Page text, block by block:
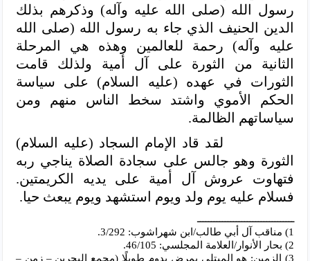
رسول الله (صلى الله عليه وآله) وذكرهم بذلك
الدين الحنيف الذي جاء به رسول الله (صلى الله
عليه وآله) رحمة للعالمين وهذه هي المرحلة
الثانية من الثورة على آل أمية ولذلك قامت
الثورات في عهده (عليه السلام) على سياسة
الحكم الأموي واشتد سخط الناس منهم ومن
سياساتهم الظالمة.
لقد قاد الإمام السجاد (عليه السلام)
الثورة وهو جالس على سجادة الصلاة يناجي ربه
فتهاوت عروش آل أمية على يديه الكريمتين.
فسلام عليه يوم ولد ويوم استشهد ويوم يبعث حيا.
ـــــــــــــــــــــــــــــــــــ
1) مناقب آل أبي طالب/ابن شهراشوب: 3/292.
2) بحار الأنوار/العلامة المجلسي: 46/105.
3) الزمين: هو المبتلى بمرض يدوم طويلًا (مجمع البحرين – زمن –